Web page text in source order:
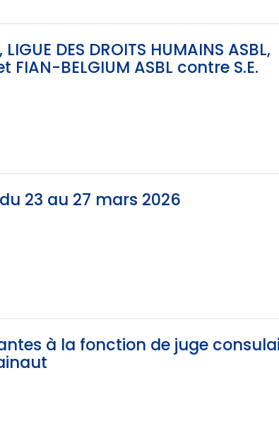
DES DROITS HUMAINS ASBL,
FIAN-BELGIUM ASBL contre S.E.
23 au 27 mars 2026
à la fonction de juge